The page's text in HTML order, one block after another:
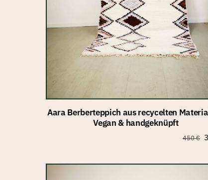
Aara Berberteppich aus recycelten
Vegan & handgeknüpft
450€